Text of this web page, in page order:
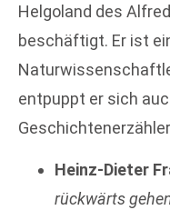
Helgoland des
beschäftigt. Er ist
entpuppt er sich
Heinz-Dieter
rückwärts